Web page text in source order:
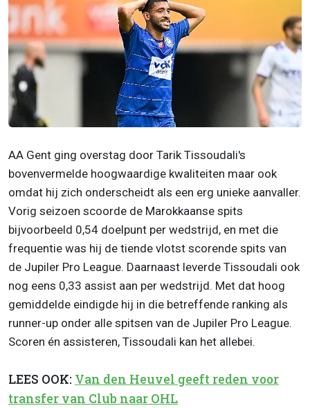
AA Gent ging overstag door Tarik Tissoudali's
bovenvermelde hoogwaardige kwaliteiten maar ook
omdat hij zich onderscheidt als een erg unieke aanvaller.
Vorig seizoen scoorde de Marokkaanse spits
bijvoorbeeld 0,54 doelpunt per wedstrijd, en met die
frequentie was hij de tiende vlotst scorende spits van
de Jupiler Pro League. Daarnaast leverde Tissoudali ook
nog eens 0,33 assist aan per wedstrijd. Met dat hoog
gemiddelde eindigde hij in die betreffende ranking als
runner-up onder alle spitsen van de Jupiler Pro League.
Scoren én assisteren, Tissoudali kan het allebei.
LEES OOK: Van den Heuvel geeft reden voor
transfer van Club naar OHL